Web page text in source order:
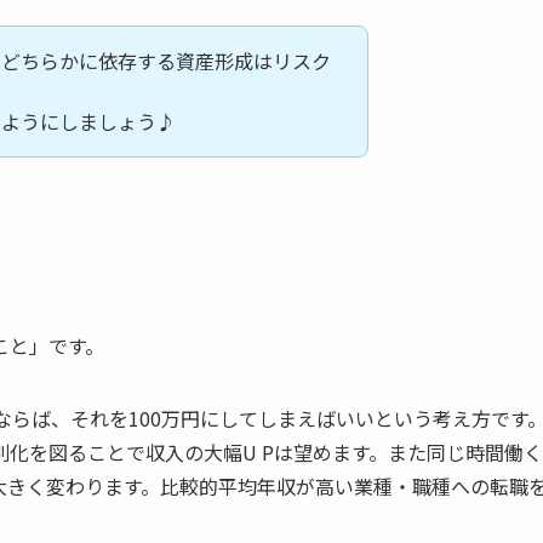
ちらかに依存する資産形成はリスク
うにしましょう♪
」です。
ば、それを100万円にしてしまえばいいという考え方です
を図ることで収入の大幅U Pは望めます。また同じ時間働く
く変わります。比較的平均年収が高い業種・職種への転職